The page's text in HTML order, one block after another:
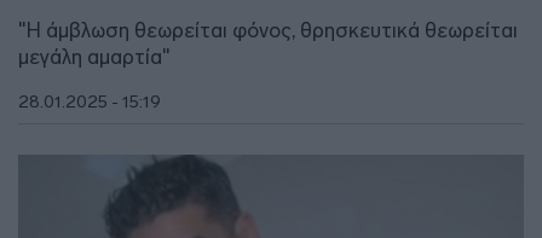
"Η άμβλωση θεωρείται φόνος, θρησκευτικά θεωρείται
μεγάλη αμαρτία"
28.01.2025 - 15:19